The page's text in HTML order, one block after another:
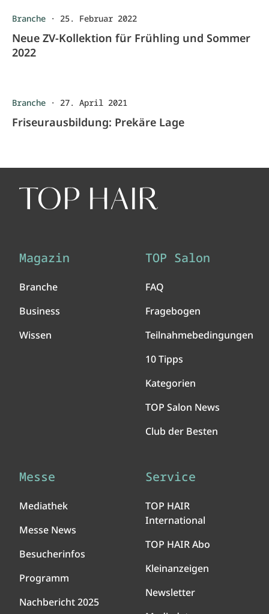
Branche · 25. Februar 2022
Neue ZV-Kollektion für Frühling und Sommer
2022
Branche · 27. April 2021
Friseurausbildung: Prekäre Lage
Magazin
Branche
Business
Wissen
TOP Salon
FAQ
Fragebogen
Teilnahmebedingungen
10 Tipps
Kategorien
TOP Salon News
Club der Besten
Messe
Mediathek
Messe News
Besucherinfos
Programm
Nachbericht 2025
Service
TOP HAIR
International
TOP HAIR Abo
Kleinanzeigen
Newsletter